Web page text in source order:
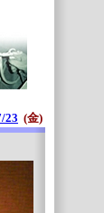
23 (金)